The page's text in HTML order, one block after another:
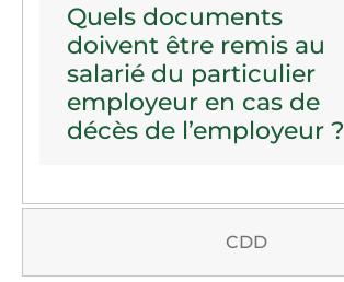
Quels documents
doivent être remis au
salarié du particulier
employeur en cas de
décès de l’employeur ?
CDD